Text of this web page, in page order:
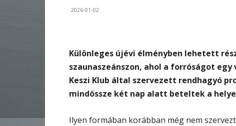
2026-01-02
Különleges újévi élményben lehetett
szaunaszeánszon, ahol a forróságot
Keszi Klub által szervezett rendhagyó
mindössze két nap alatt beteltek a
Ilyen formában korábban még nem